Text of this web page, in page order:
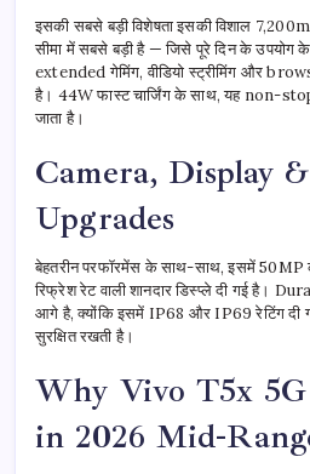
इसकी सबसे बड़ी विशेषता इसकी विशाल
सीमा में सबसे बड़ी है — जिसे पूरे दिन के उपयोग
extended गेमिंग, वीडियो स्ट्रीमिंग और
है। 44W फास्ट चार्जिंग के साथ, यह non-
जाता है।
Camera, Display
Upgrades
बेहतरीन परफॉरमेंस के साथ-साथ, इसमें
रिफ्रेश रेट वाली शानदार डिस्प्ले दी गई है।
आगे है, क्योंकि इसमें IP68 और IP69 रेटिंग दी
सुरक्षित रखती है।
Why Vivo T5x
in 2026 Mid-